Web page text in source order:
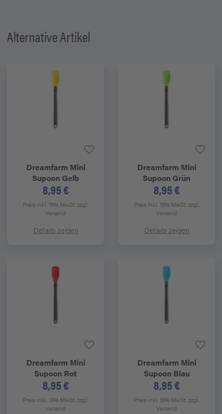
Alternative Artikel
Dreamfarm Mini
Supoon Gelb
8,95 €
Preis inkl. 19% MwSt.zzgl.
Versand
Details zeigen
Dreamfarm Mini
Supoon Grün
8,95 €
Preis inkl. 19% MwSt.zzgl.
Versand
Details zeigen
Dreamfarm Mini
Supoon Rot
8,95 €
Preis inkl. 19% MwSt.zzgl.
Versand
Dreamfarm Mini
Supoon Blau
8,95 €
Preis inkl. 19% MwSt.zzgl.
Versand